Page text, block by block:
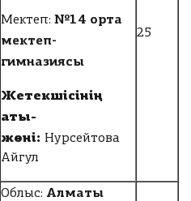
Мектеп: №14 орта
мектеп-
гимназиясы
Жетекшісінің
аты-
жөні: Нурсейтова
Айгул
25
Облыс: Алматы